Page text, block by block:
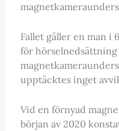
Fallet gäller en man i
för
upptäcktes inget
Vid en förnyad
början av 2020